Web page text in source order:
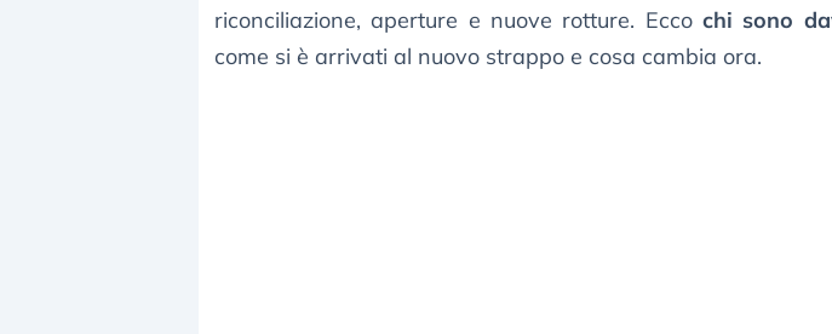
riconciliazione, aperture e nuove rotture. Eccochi sono
come si è arrivati al nuovo strappo e cosa cambia ora.